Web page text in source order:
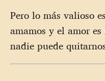
Pero lo más valioso
amamos y el amor
nadie puede